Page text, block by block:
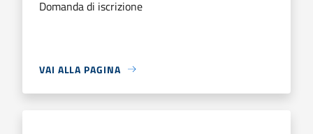
Domanda di iscrizione
VAI ALLA PAGINA